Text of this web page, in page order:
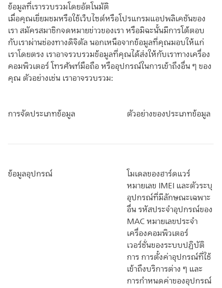
ข้อมูลที่เรารวบรวมโดยอัตโนมัติ
เมื่อคุณเยี่ยมชมหรือใช้เว็บไซต์หรือโปรแกรมแอปพลิเคชันของ
เรา สมัครสมาชิกจดหมายข่าวของเรา หรือมิฉะนั้นมีการโต้ตอบ
กับเราผ่านช่องทางดิจิตัล นอกเหนือจากข้อมูลที่คุณมอบให้แก่
เราโดยตรง เราอาจรวบรวมข้อมูลที่คุณได้ส่งให้กับเราทางเครื่อง
คอมพิวเตอร์ โทรศัพท์มือถือ หรืออุปกรณ์ในการเข้าถึงอื่น ๆ ของ
คุณ ตัวอย่างเช่น เราอาจรวบรวม:
การจัดประเภทข้อมูล ตัวอย่างของประเภทข้อมูล
ข้อมูลอุปกรณ์
โมเดลของฮาร์ดแวร์
หมายเลข IMEI และตัวระบุ
อุปกรณ์ที่มีลักษณะเฉพาะ
อื่น รหัสประจำอุปกรณ์ของ
MAC หมายเลขประจำ
เครื่องคอมพิวเตอร์
เวอร์ชั่นของระบบปฏิบัติ
การ การตั้งค่าอุปกรณ์ที่ใช้
เข้าถึงบริการต่าง ๆ และ
การกำหนดค่าของอุปกรณ์